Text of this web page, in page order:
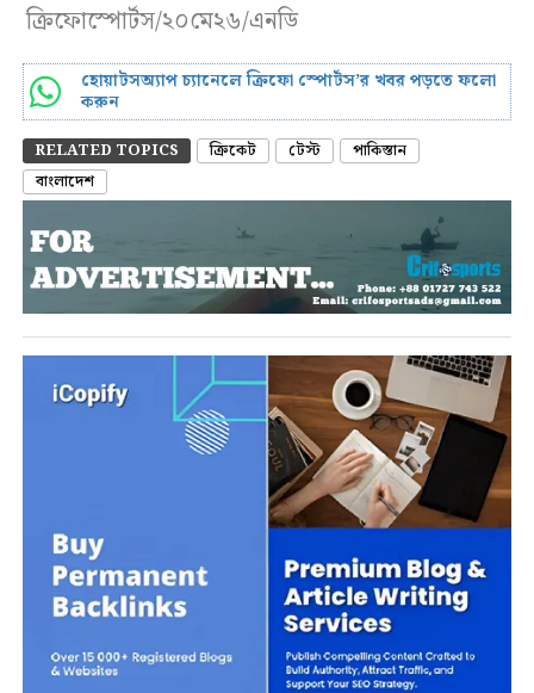
ক্রিফোস্পোর্টস/২০মে২৬/এনডি
হোয়াটসঅ্যাপ চ্যানেলে ক্রিফো স্পোর্টস’র খবর পড়তে ফলো
করুন
RELATED TOPICS ক্রিকেট টেস্ট
পাকিস্তান
বাংলাদেশ